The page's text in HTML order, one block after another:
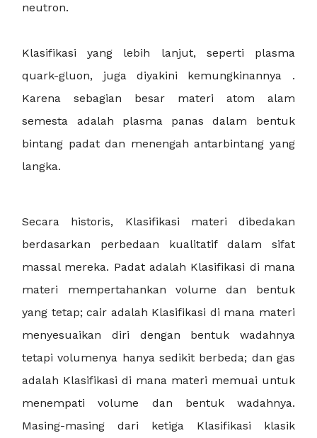
neutron.
Klasifikasi yang lebih lanjut, seperti plasma
quark-gluon, juga diyakini kemungkinannya .
Karena sebagian besar materi atom alam
semesta adalah plasma panas dalam bentuk
bintang padat dan menengah antarbintang yang
langka.
Secara historis, Klasifikasi materi dibedakan
berdasarkan perbedaan kualitatif dalam sifat
massal mereka. Padat adalah Klasifikasi di mana
materi mempertahankan volume dan bentuk
yang tetap; cair adalah Klasifikasi di mana materi
menyesuaikan diri dengan bentuk wadahnya
tetapi volumenya hanya sedikit berbeda; dan gas
adalah Klasifikasi di mana materi memuai untuk
menempati volume dan bentuk wadahnya.
Masing-masing dari ketiga Klasifikasi klasik